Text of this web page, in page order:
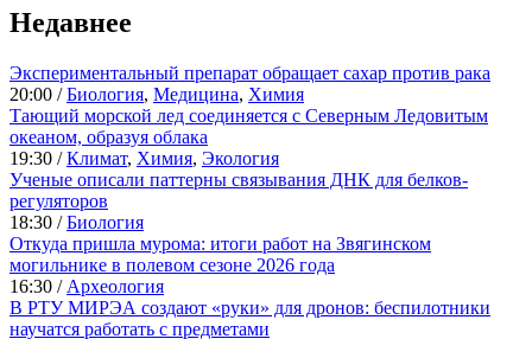
Недавнее
Экспериментальный препарат обращает сахар против рака
20:00 /Биология, Медицина, Химия
Тающий морской лед соединяется с Северным Ледовитым
океаном, образуя облака
19:30 /Климат, Химия, Экология
Ученые описали паттерны связывания ДНК для белков-
регуляторов
18:30 /Биология
Откуда пришла мурома: итоги работ на Звягинском
могильнике в полевом сезоне 2026 года
16:30 / Археология
В РТУ МИРЭА создают «руки» для дронов: беспилотники
научатся работать с предметами